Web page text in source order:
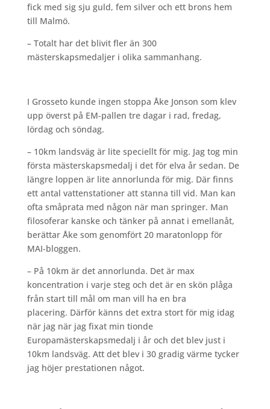
fick med sig sju guld, fem silver och ett brons hem
till Malmö.
– Totalt har det blivit fler än 300
mästerskapsmedaljer i olika sammanhang.
I Grosseto kunde ingen stoppa Åke Jonson som klev
upp överst på EM-pallen tre dagar i rad, fredag,
lördag och söndag.
– 10km landsväg är lite speciellt för mig. Jag tog min
första mästerskapsmedalj i det för elva år sedan. De
längre loppen är lite annorlunda för mig. Där finns
ett antal vattenstationer att stanna till vid. Man kan
ofta småprata med någon när man springer. Man
filosoferar kanske och tänker på annat i emellanåt,
berättar Åke som genomfört 20 maratonlopp för
MAI-bloggen.
– På 10km är det annorlunda. Det är max
koncentration i varje steg och det är en skön plåga
från start till mål om man vill ha en bra
placering. Därför känns det extra stort för mig idag
när jag när jag fixat min tionde
Europamästerskapsmedalj i år och det blev just i
10km landsväg. Att det blev i 30 gradig värme tycker
jag höjer prestationen något.